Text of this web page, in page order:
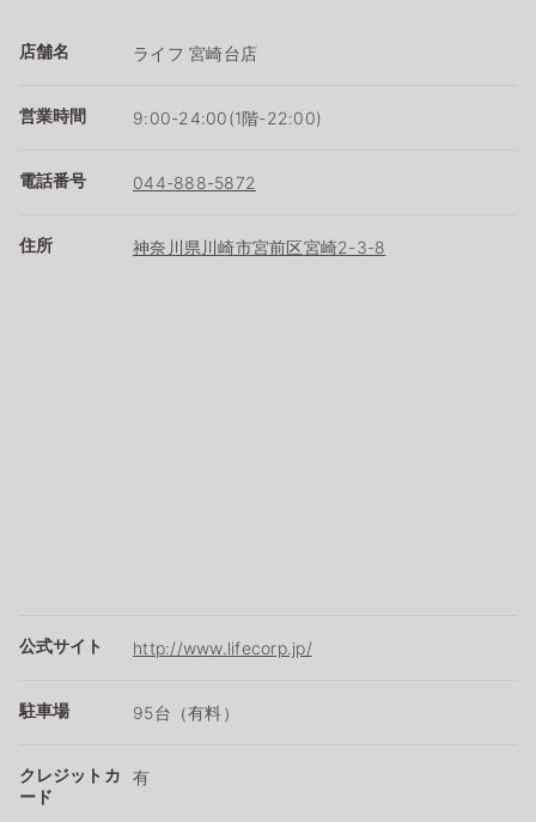
店舗名 ライフ 宮崎台店
営業時間 9:00-24:00(1階-22:00)
電話番号 044-888-5872
住所 神奈川県川崎市宮前区宮崎2-3-8
公式サイト http://www.lifecorp.jp/
駐車場 95台（有料）
クレジットカ
ード
有